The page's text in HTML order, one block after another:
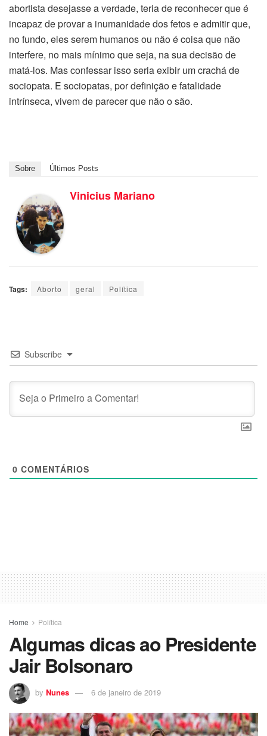
abortista desejasse a verdade, teria de reconhecer que é
incapaz de provar a inumanidade dos fetos e admitir que,
no fundo, eles serem humanos ou não é coisa que não
interfere, no mais mínimo que seja, na sua decisão de
matá-los. Mas confessar isso seria exibir um crachá de
sociopata. E sociopatas, por definição e fatalidade
intrínseca, vivem de parecer que não o são.
Sobre Últimos Posts
Vinicius Mariano
Tags: Aborto geral Política
Subscribe
0 COMENTÁRIOS
Home Política
Algumas dicas ao Presidente
Jair Bolsonaro
by Nunes 6 de janeiro de 2019